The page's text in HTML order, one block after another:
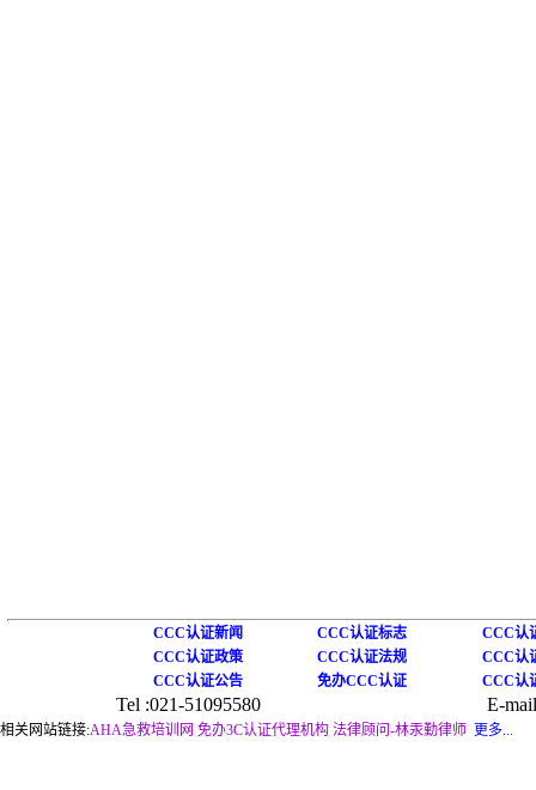
CCC认证新闻
CCC认证政策
CCC认证公告
CCC认证标志
CCC认证法规
免办CCC认证
CCC认
CCC认
CCC认
Tel :021-51095580 E-
相关网站链接:AHA急救培训网 免办3C认证代理机构 法律顾问-林汞勤律师 更多...